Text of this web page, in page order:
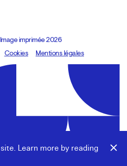
Learn more by reading
imprimée 2026
8080.studio
Cookies Mentions légales